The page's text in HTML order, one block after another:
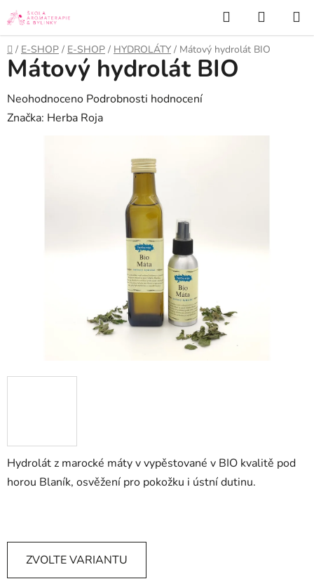
Přejít
na
obsah
Hledat
KOŠÍK
Domů
/ E-SHOP / E-SHOP / HYDROLÁTY / Mátový hydrolát BIO
Hydrolát z marocké máty v vypěstované v BIO kvalitě pod
horou Blaník, osvěžení pro pokožku i ústní dutinu.
ZVOLTE VARIANTU
Mátový hydrolát BIO
Průměrné
hodnocení
Neohodnoceno Podrobnosti hodnocení
Značka: Herba Roja